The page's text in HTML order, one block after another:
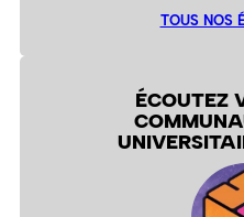
TOUS NOS
ÉCOUTEZ